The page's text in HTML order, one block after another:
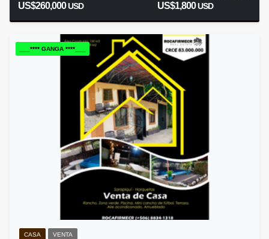
US$260,000USD US$1,800USD
___**** GANGA ****___
CASA VENTA